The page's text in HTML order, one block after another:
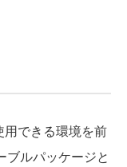
できる環境を前
ルパッケージと